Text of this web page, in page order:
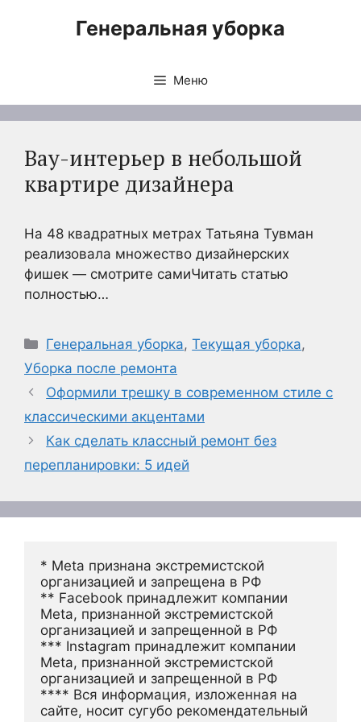
Генеральная уборка
Меню
Вау-интерьер в небольшой
квартире дизайнера
На 48 квадратных метрах Татьяна Тувман
реализовала множество дизайнерских
фишек — смотрите самиЧитать статью
полностью…
Рубрики
Генеральная уборка,Текущая уборка,
Уборка после ремонта
Оформили трешку в современном стиле с
классическими акцентами
Как сделать классный ремонт без
перепланировки: 5 идей
* Meta признана экстремистской
организацией и запрещена в РФ
** Facebook принадлежит компании
Meta, признанной экстремистской
организацией и запрещенной в РФ
*** Instagram принадлежит компании
Meta, признанной экстремистской
организацией и запрещенной в РФ
**** Вся информация, изложенная на
сайте, носит сугубо рекомендательный